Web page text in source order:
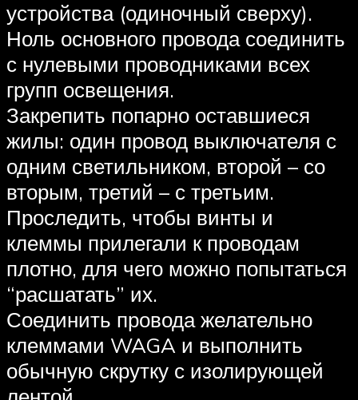
устройства (одиночный сверху).
Ноль основного провода соединить
с нулевыми проводниками всех
групп освещения.
Закрепить попарно оставшиеся
жилы: один провод выключателя с
одним светильником, второй – со
вторым, третий – с третьим.
Проследить, чтобы винты и
клеммы прилегали к проводам
плотно, для чего можно попытаться
“расшатать” их.
Соединить провода желательно
клеммами WAGA и выполнить
обычную скрутку с изолирующей